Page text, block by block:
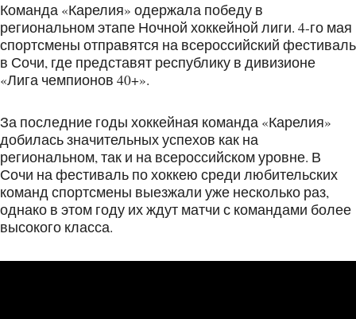
Команда «Карелия» одержала победу в
региональном этапе Ночной хоккейной лиги. 4-го мая
спортсмены отправятся на всероссийский фестиваль
в Сочи, где представят республику в дивизионе
«Лига чемпионов 40+».
За последние годы хоккейная команда «Карелия»
добилась значительных успехов как на
региональном, так и на всероссийском уровне. В
Сочи на фестиваль по хоккею среди любительских
команд спортсмены выезжали уже несколько раз,
однако в этом году их ждут матчи с командами более
высокого класса.